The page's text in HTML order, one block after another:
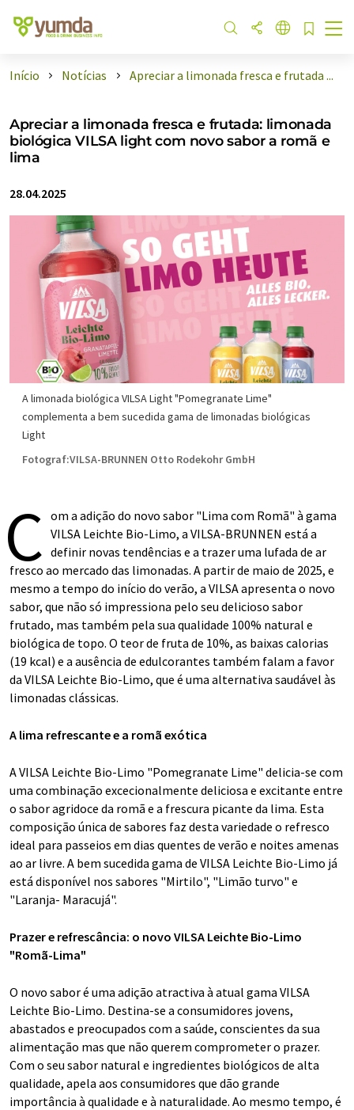
Início Notícias Apreciar a limonada fresca e frutada ...
Apreciar a limonada fresca e frutada: limonada
biológica VILSA light com novo sabor a romã e
lima
28.04.2025
A limonada biológica VILSA Light "Pomegranate Lime"
complementa a bem sucedida gama de limonadas biológicas
Light
Fotograf:VILSA-BRUNNEN Otto Rodekohr GmbH
C om a adição do novo sabor "Lima com Romã" à gama
VILSA Leichte Bio-Limo, a VILSA-BRUNNEN está a
definir novas tendências e a trazer uma lufada de ar
fresco ao mercado das limonadas. A partir de maio de 2025, e
mesmo a tempo do início do verão, a VILSA apresenta o novo
sabor, que não só impressiona pelo seu delicioso sabor
frutado, mas também pela sua qualidade 100% natural e
biológica de topo. O teor de fruta de 10%, as baixas calorias
(19 kcal) e a ausência de edulcorantes também falam a favor
da VILSA Leichte Bio-Limo, que é uma alternativa saudável às
limonadas clássicas.
A lima refrescante e a romã exótica
A VILSA Leichte Bio-Limo "Pomegranate Lime" delicia-se com
uma combinação excecionalmente deliciosa e excitante entre
o sabor agridoce da romã e a frescura picante da lima. Esta
composição única de sabores faz desta variedade o refresco
ideal para passeios em dias quentes de verão e noites amenas
ao ar livre. A bem sucedida gama de VILSA Leichte Bio-Limo já
está disponível nos sabores "Mirtilo", "Limão turvo" e
"Laranja- Maracujá".
Prazer e refrescância: o novo VILSA Leichte Bio-Limo
"Romã-Lima"
O novo sabor é uma adição atractiva à atual gama VILSA
Leichte Bio-Limo. Destina-se a consumidores jovens,
abastados e preocupados com a saúde, conscientes da sua
alimentação mas que não querem comprometer o prazer.
Com o seu sabor natural e ingredientes biológicos de alta
qualidade, apela aos consumidores que dão grande
importância à qualidade e à naturalidade. Ao mesmo tempo, é